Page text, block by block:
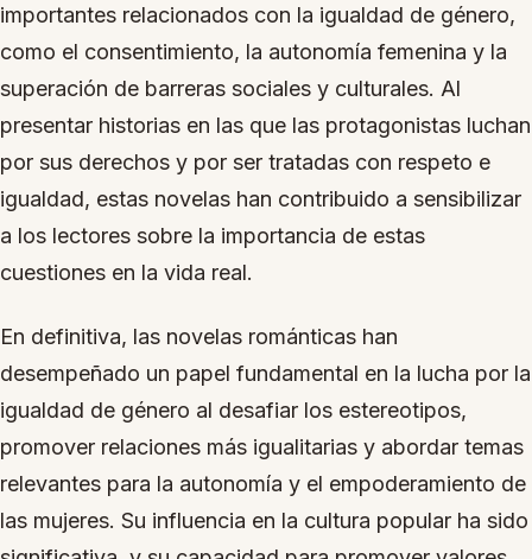
importantes relacionados con la igualdad de género,
como el consentimiento, la autonomía femenina y la
superación de barreras sociales y culturales. Al
presentar historias en las que las protagonistas luchan
por sus derechos y por ser tratadas con respeto e
igualdad, estas novelas han contribuido a sensibilizar
a los lectores sobre la importancia de estas
cuestiones en la vida real.
En definitiva, las novelas románticas han
desempeñado un papel fundamental en la lucha por la
igualdad de género al desafiar los estereotipos,
promover relaciones más igualitarias y abordar temas
relevantes para la autonomía y el empoderamiento de
las mujeres. Su influencia en la cultura popular ha sido